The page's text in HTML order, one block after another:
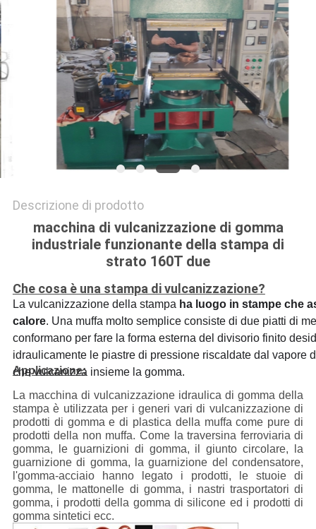
Descrizione di prodotto
macchina di vulcanizzazione di gomma
industriale funzionante della stampa di
strato 160T due
Che cosa è una stampa di vulcanizzazione?
La vulcanizzazione della stampa ha luogo in stampe che
calore. Una muffa molto semplice consiste di due piatti di
conformano per fare la forma esterna del divisorio finito
idraulicamente le piastre di pressione riscaldate dal vapore
che vulcanizza insieme la gomma.
Applicazione:
La macchina di vulcanizzazione idraulica di gomma della
stampa è utilizzata per i generi vari di vulcanizzazione di
prodotti di gomma e di plastica della muffa come pure di
prodotti della non muffa. Come la traversina ferroviaria di
gomma, le guarnizioni di gomma, il giunto circolare, la
guarnizione di gomma, la guarnizione del condensatore,
l'gomma-acciaio hanno legato i prodotti, le stuoie di
gomma, le mattonelle di gomma, i nastri trasportatori di
gomma, i prodotti della gomma di silicone ed i prodotti di
gomma sintetici ecc.